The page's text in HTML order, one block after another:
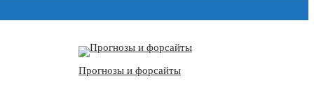
Прогнозы и форсайты